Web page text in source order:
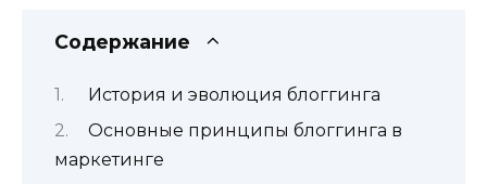
Содержание
История и эволюция блоггинга
Основные принципы блоггинга в
маркетинге